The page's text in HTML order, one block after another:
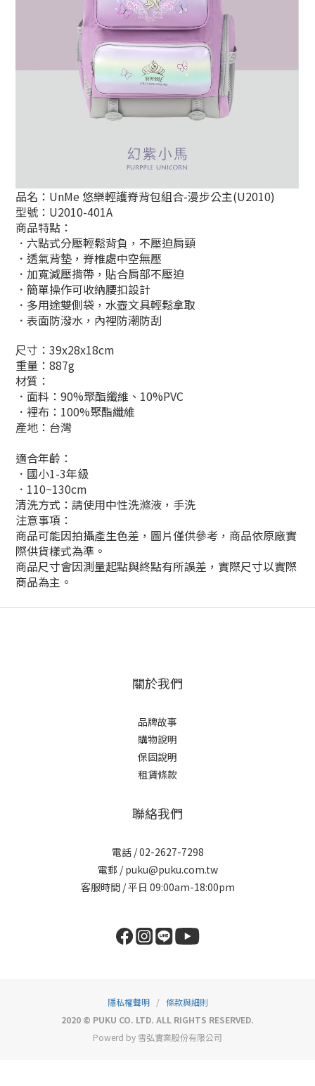
品名：UnMe 悠樂輕護脊背包組合-漫步公主(U2010)
型號：U2010-401A
商品特點：
．六點式分壓輕鬆背負，不壓迫肩頸
． 透氣背墊，脊椎處中空無壓
．加寬減壓揹帶，貼合肩部不壓迫
． 簡單操作可收納腰扣設計
．多用途雙側袋，水壺文具輕鬆拿取
．表面防潑水， 內裡防潮防刮
尺寸：39x28x18cm
重量：887g
材質：
．面料：90%聚酯纖維、10%PVC
．裡布： 100%聚酯纖維
產地：台灣
適合年齡：
．國小1-3年級
．110~130cm
清洗方式：請使用中性洗滌液，手洗
注意事項：
商品可能因拍攝產生色差，圖片僅供參考，商品依原廠實
際供貨樣式為準。
商品尺寸會因測量起點與終點有所誤差，實際尺寸以實際
商品為主。
關於我們
品牌故事
購物說明
保固說明
租賃條款
聯絡我們
電話 / 02-2627-7298
電郵 / puku@puku.com.tw
客服時間 / 平日 09:00am-18:00pm
隱私權聲明/ 條款與細則
2020 © PUKU CO. LTD. ALL RIGHTS RESERVED.
Powerd by 雪弘實業股份有限公司